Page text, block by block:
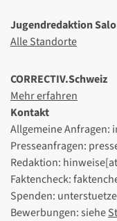
Jugendredaktion
Alle Standorte
CORRECTIV.Schweiz
Mehr erfahren
Kontakt
Allgemeine Anfragen:
Presseanfragen:
Redaktion:
Faktencheck:
Spenden:
Bewerbungen: siehe